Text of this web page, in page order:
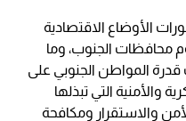
الأوضاع الاقتصادية
محافظات الجنوب، وما
المواطن الجنوبي على
والأمنية التي تبذلها
والاستقرار ومكافحة